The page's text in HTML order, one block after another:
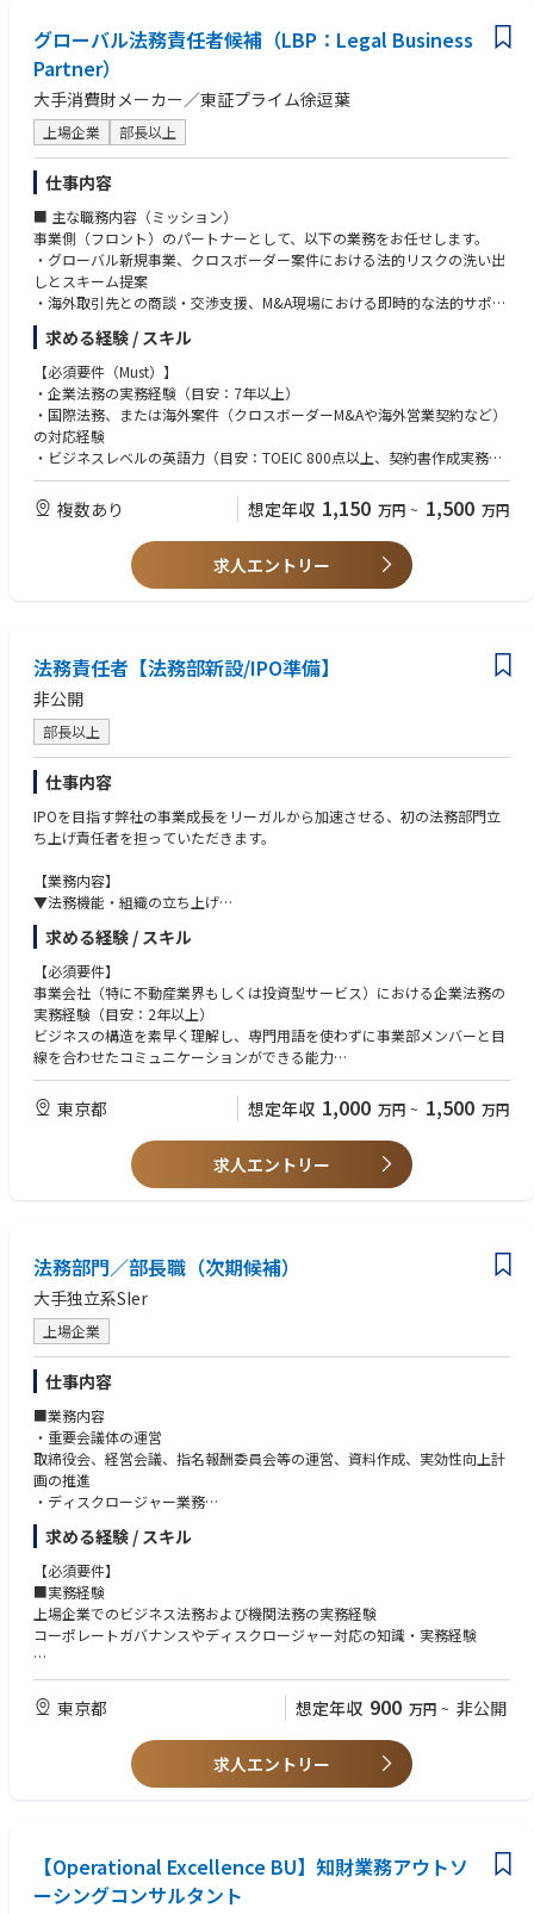
グローバル法務責任者候補（LBP：Legal Business
Partner）
大手消費財メーカー／東証プライム徐逗葉
上場企業 部長以上
仕事内容
■ 主な職務内容（ミッション）
事業側（フロント）のパートナーとして、以下の業務をお任せします。
・グローバル新規事業、クロスボーダー案件における法的リスクの洗い出
しとスキーム提案
・海外取引先との商談・交渉支援、M&A現場における即時的な法的サポー
ト（海外出張含む）
・国外（国内）の重要な個別契約（M&A、アライアンス、ライセンス契約
など）における法務戦略の立案・相手方との交渉・契約完遂、および法務
面でクロスボーダーM&A（DD、PMI）の主導
・社内法務部門との密な連携・調整
・連結グループの観点から、必要な規定やポリシーの洗い出しおよびその
策定
化、相談対応
・海外紛争対応・債権回収のハンドリング
・グローバル展開における知財戦略の立案、広告表現の事業側での初期リ
求める経験 / スキル
【必須要件（Must）】
・企業法務の実務経験（目安：7年以上）
・国際法務、または海外案件（クロスボーダーM&Aや海外営業契約など）
の対応経験
・ビジネスレベルの英語力（目安：TOEIC 800点以上、契約書作成実務）
・ビジネス上の課題を解決するための問題解決能力や論理的思考力
・ビジネス部門と密に連携し、プロジェクトを泥臭く推進した経験
・海外事業推進を主眼における方
【歓迎要件（Want）】
・総合商社、専門商社、またはそれに類するグローバル企業での実務経験
・海外子会社の管理や、現地のローカル法律事務所（特にアメリカ）との
折衝経験
・日本の弁護士資格、米国弁護士資格、または弁理士資格
・米国企業での法務経験
・英会話能力、英語でのタフな交渉の経験
複数あり 想定年収 1,150 万円 ~ 1,500 万円
求人エントリー
法務責任者【法務部新設/IPO準備】
非公開
部長以上
仕事内容
IPOを目指す弊社の事業成長をリーガルから加速させる、初の法務部門立
ち上げ責任者を担っていただきます。
【業務内容】
▼法務機能・組織の立ち上げ
社内のリーガルリスクの棚卸しと、ガバナンス体制の構築
契約書管理システムやリーガルテックの選定・導入、ワークフローの整備
▼事業推進におけるリーガルアドバイザリー
新規事業・新サービス立ち上げ時における法的スキームの検討、リスク検
証、代替案の提示
各事業部門からの法律相談、契約交渉のサポート（ビジネスの文脈を理解
▼日常的なリーガル実務
契約書（NDA、業務委託、基本契約、パートナーシップ契約等）の起案・
利用規約、プライバシーポリシー等の改定
外部弁護士等、専門家とのネットワーク構築およびコントロール
法務部の立ち上げは、綺麗事だけでは進みません。時には過去のずさんな
契約書を1枚ずつ整理するような、泥臭い作業も発生します。しかし、そ
の泥臭さの先には、会社全体の成長スピードを自分の手で何倍にも加速さ
せられる、このフェーズでしか絶対に味わえないやりがいが待っていま
す。
「守る」ためだけの法務ではなく、事業を「勝たせる」ためのリーガルガ
バナンスを、私たちと一緒に創り上げませんか。あなたのプロフェッショ
ナルとしての知性と、挑戦への熱意をお待ちしています。
【仕事の魅力・やりがい】
１．「前例がない」を正解にする、構造的な面白さ
当社のビジネス領域は変化が激しく、既存の法律や判例が明確に追いつい
ていないグレーゾーンに直面することも少なくありません。単に「リスク
があるからやめる」のではなく、関連法規の本質的な立法趣旨を読み解
き、「この座組みであれば法的安定性を保ちながらビジネスを最大化でき
る」というスキームを自らデザインする、クリエイティブな法務の真髄を
味わえます。
２．経営の解像度が上がる、コックピットでの意思決定
経営陣のすぐ隣で、会社の命運を左右する経営判断や事業戦略にリーガル
のプロフェッショナルとして参画できます。単なる作業者として文面を直
すのではなく、「会社としてどこまでのリスクを取り、どこを絶対に死守
３．自分の名前で組織と文化を創り上げる手応え
すでに完成された法務部で働くのとは異なり、あなたが作った雛形、あな
求める経験 / スキル
【必須要件】
事業会社（特に不動産業界もしくは投資型サービス）における企業法務の
実務経験（目安：2年以上）
ビジネスの構造を素早く理解し、専門用語を使わずに事業部メンバーと目
線を合わせたコミュニケーションができる能力
【歓迎要件】
1人法務、または法務部門の立ち上げや、組織の仕組み化・仕組み改善を
【求める人物像】
・既存の判例や前例がない領域において、自らリスクの許容量（リスクキ
ャパシティ）を定義し、会社の新しいスタンダードを構築したい方
・マニュアルの整備から経営陣へのリーガルアドバイザリーまで、手も頭
も動かす総力戦に挑みたい方
東京都 想定年収 1,000 万円 ~ 1,500 万円
求人エントリー
法務部門／部長職（次期候補）
大手独立系SIer
上場企業
仕事内容
■業務内容
・重要会議体の運営
取締役会、経営会議、指名報酬委員会等の運営、資料作成、実効性向上計
画の推進
・ディスクロージャー業務
株主総会招集通知、コーポレートガバナンス報告書、有価証券報告書等の
開示資料作成
・株主総会運営
想定問答作成、会場設営・リハーサル、株主総会事務局業務
・株式実務
・法務業務のマネジメント
契約書審査、リスクマネジメント活動の推進、訴訟・クレーム対応、事業
戦略サポート、コンプライアンス推進、知的財産管理などの管理監督およ
びメンバー育成
・機関法務チーム 5名
・ビジネス法務チーム 3名
求める経験 / スキル
【必須要件】
■実務経験
上場企業でのビジネス法務および機関法務の実務経験
コーポレートガバナンスやディスクロージャー対応の知識・実務経験
■マネジメント経験
部門長またはそれに準ずるマネジメント経験5年以上
■コミュニケーション力
社外取締役および経営層への提言、また多様なステークホルダーとの折
衝・合意形成能力
【歓迎要件】
東京都 想定年収 900 万円 ~ 非公開
求人エントリー
【Operational Excellence BU】知財業務アウトソ
ーシングコンサルタント